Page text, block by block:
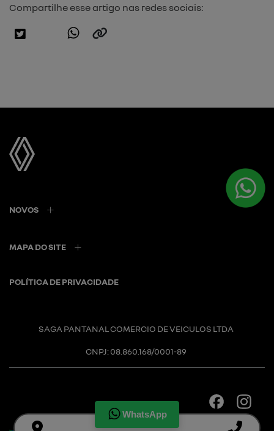
WhatsApp
Compartilhe esse artigo nas redes sociais:
NOVOS
MAPA DO SITE
POLÍTICA DE PRIVACIDADE
SAGA PANTANAL COMERCIO DE VEICULOS LTDA
CNPJ: 08.860.168/0001-89